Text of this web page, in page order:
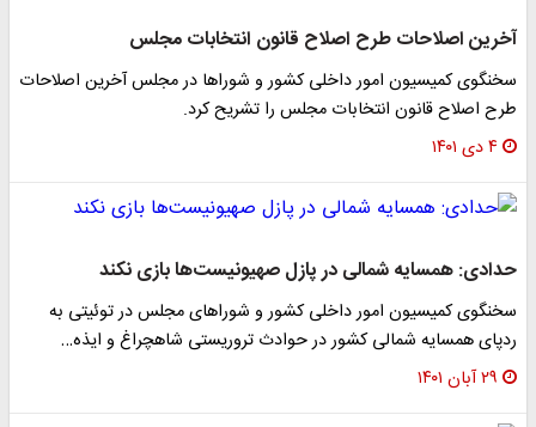
آخرین اصلاحات طرح اصلاح قانون انتخابات مجلس
سخنگوی کمیسیون امور داخلی کشور و شوراها در مجلس آخرین اصلاحات
طرح اصلاح قانون انتخابات مجلس را تشریح کرد.
۴ دی ۱۴۰۱
حدادی: همسایه شمالی در پازل صهیونیست‌ها بازی نکند
سخنگوی کمیسیون امور داخلی کشور و شوراهای مجلس در توئیتی به
ردپای همسایه شمالی کشور در حوادث تروریستی شاهچراغ و ایذه…
۲۹ آبان ۱۴۰۱